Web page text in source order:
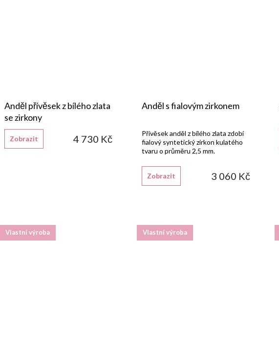
Anděl přívěsek z bílého zlata
se zirkony
4 730 Kč
Zobrazit
Anděl s fialovým zirkonem
3 060 Kč
Zobrazit
Přívěsek anděl z bílého zlata zdobí
fialový syntetický zirkon kulatého
tvaru o průměru 2,5 mm.
Vlastní výroba Vlastní výroba